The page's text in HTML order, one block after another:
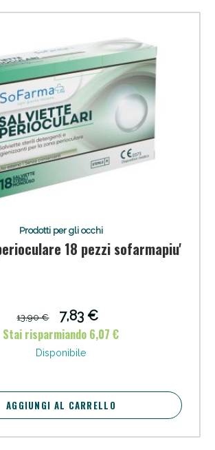
Prodotti per gli occhi
18 pezzi sofarmapiu'
13,90 €
7,83 €
Stai risparmiando 6,07 €
Disponibile
AGGIUNGI AL CARRELLO